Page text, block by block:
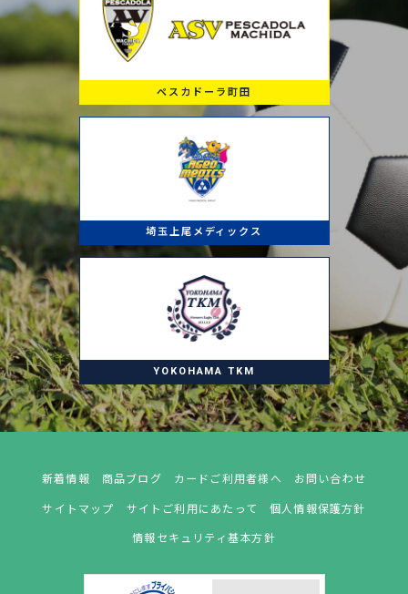
ペスカドーラ町田
埼玉上尾メディックス
YOKOHAMA TKM
新着情報 商品ブログ カードご利用者様へ
お問い合わせ
サイトマップ
サイトご利用にあたって
個人情報保護方針
情報セキュリティ基本方針